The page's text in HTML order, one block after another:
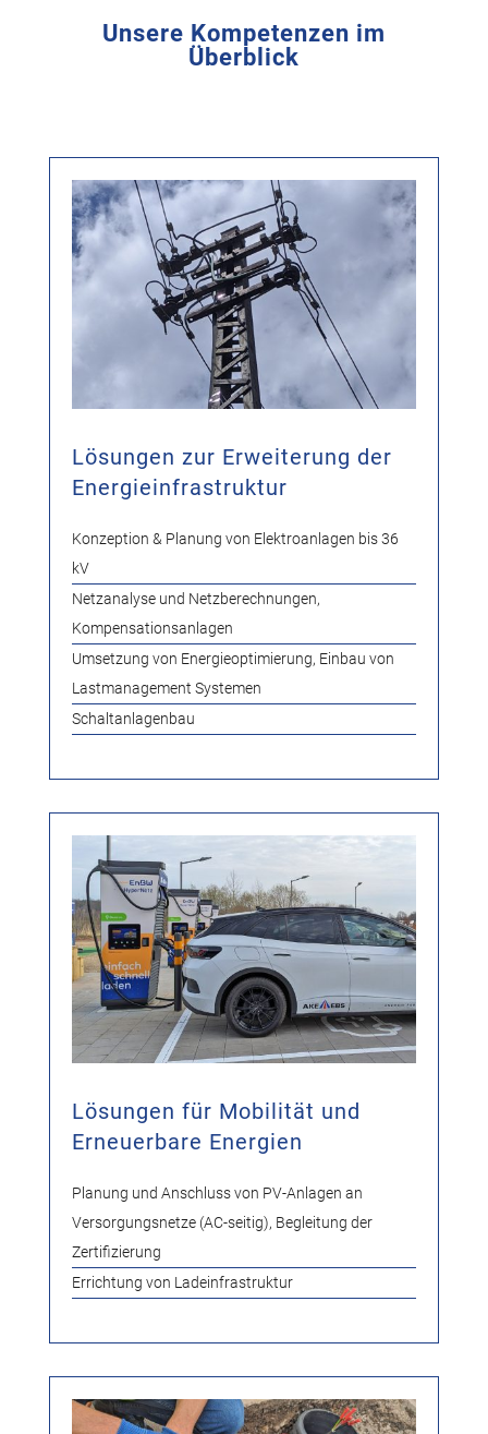
Unsere Kompetenzen im
Überblick
Lösungen zur Erweiterung der
Energieinfrastruktur
Konzeption & Planung von Elektroanlagen bis 36
kV
Netzanalyse und Netzberechnungen,
Kompensationsanlagen
Umsetzung von Energieoptimierung, Einbau von
Lastmanagement Systemen
Schaltanlagenbau
Lösungen für Mobilität und
Erneuerbare Energien
Planung und Anschluss von PV-Anlagen an
Versorgungsnetze (AC-seitig), Begleitung der
Zertifizierung
Errichtung von Ladeinfrastruktur